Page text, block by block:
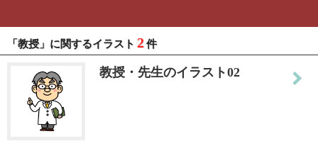
「教授」に関するイラスト 2件
教授・先生のイラスト02